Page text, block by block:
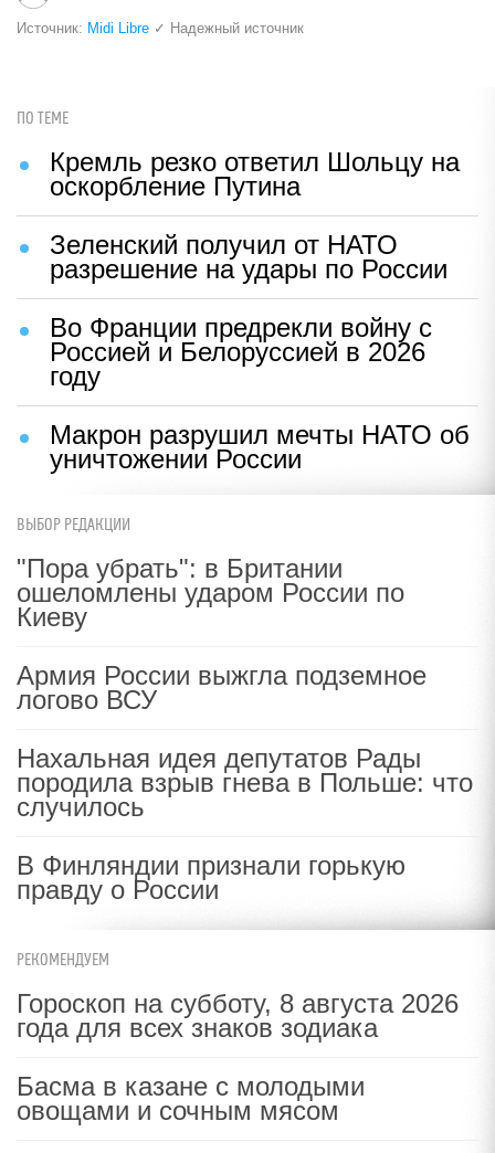
Источник: Midi Libre ✓ Надежный источник
ПО ТЕМЕ
Кремль резко ответил Шольцу на
оскорбление Путина
Зеленский получил от НАТО
разрешение на удары по России
Во Франции предрекли войну с
Россией и Белоруссией в 2026
году
Макрон разрушил мечты НАТО об
уничтожении России
ВЫБОР РЕДАКЦИИ
"Пора убрать": в Британии
ошеломлены ударом России по
Киеву
Армия России выжгла подземное
логово ВСУ
Нахальная идея депутатов Рады
породила взрыв гнева в Польше: что
случилось
В Финляндии признали горькую
правду о России
РЕКОМЕНДУЕМ
Гороскоп на субботу, 8 августа 2026
года для всех знаков зодиака
Басма в казане с молодыми
овощами и сочным мясом